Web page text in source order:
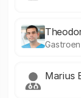
Marius